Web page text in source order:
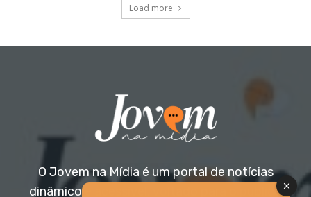
Load more
O Jovem na Mídia é um portal de notícias
dinâmico e acessível, voltado para o público